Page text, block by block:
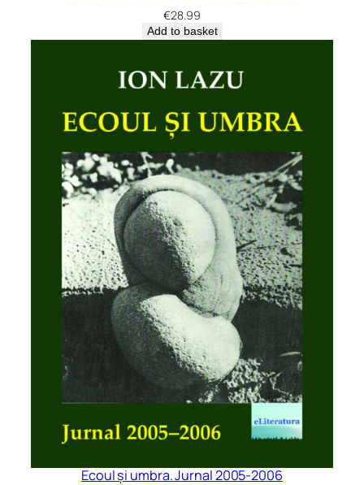
€28.99
Add to basket
Ecoul și umbra. Jurnal 2005-2006